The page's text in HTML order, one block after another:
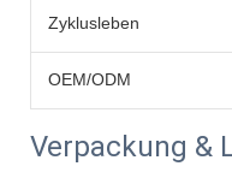
Zyklusleben
OEM/ODM
Verpackung &